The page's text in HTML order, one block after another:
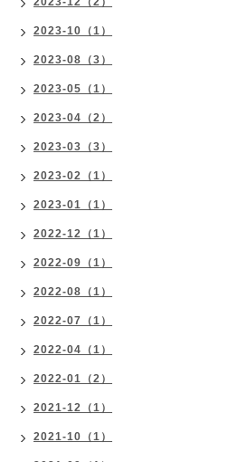
2023-10（1）
2023-08（3）
2023-05（1）
2023-04（2）
2023-03（3）
2023-02（1）
2023-01（1）
2022-12（1）
2022-09（1）
2022-08（1）
2022-07（1）
2022-04（1）
2022-01（2）
2021-12（1）
2021-10（1）